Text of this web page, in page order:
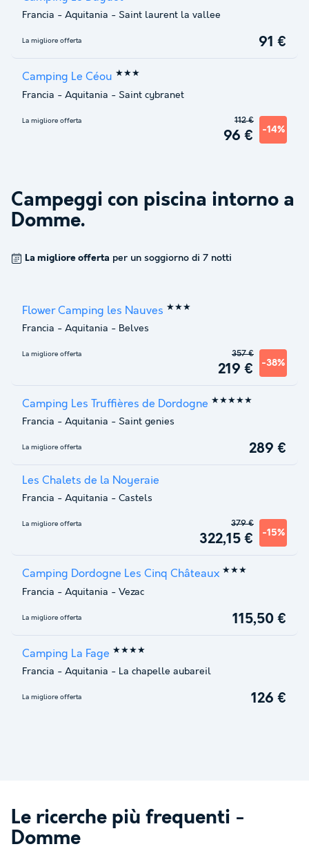
Francia - Aquitania - Saint laurent la vallee
La migliore offerta 91 €
Camping Le Céou ★★★
Francia - Aquitania - Saint cybranet
La migliore offerta
96 € -14%
112 €
Campeggi con piscina intorno a
Domme.
La migliore offerta per un soggiorno di 7 notti
Flower Camping les Nauves ★★★
Francia - Aquitania - Belves
La migliore offerta
219 € -38%
357 €
Camping Les Truffières de Dordogne ★★★★★
Francia - Aquitania - Saint genies
La migliore offerta 289 €
Les Chalets de la Noyeraie
Francia - Aquitania - Castels
La migliore offerta
322,15 € -15%
379 €
Camping Dordogne Les Cinq Châteaux ★★★
Francia - Aquitania - Vezac
La migliore offerta 115,50 €
Camping La Fage ★★★★
Francia - Aquitania - La chapelle aubareil
La migliore offerta 126 €
Le ricerche più frequenti -
Domme